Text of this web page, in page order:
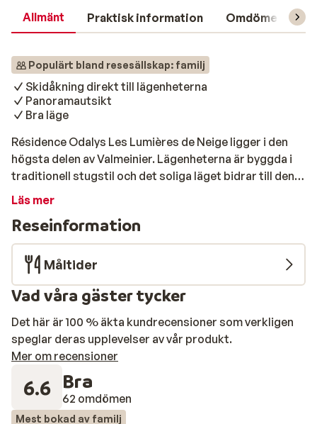
Allmänt Praktisk information Omdömen
Populärt bland resesällskap: familj
Skidåkning direkt till lägenheterna
Panoramautsikt
Bra läge
Résidence Odalys Les Lumières de Neige ligger i den
högsta delen av Valmeinier. Lägenheterna är byggda i
traditionell stugstil och det soliga läget bidrar till den
redan fantastiska panoramautsikten. Du kan se ut över
åka skidor ända fram till byggnaden, och Valmeinier
centrum är lätt att nå till fots. Det finns olika butiker,
restauranger och skidskolor i närheten. Résidence
Odalys Les Lumières de Neige består av två vackra
stugbyggnader med totalt 145 lägenheter.
Läs mer
Reseinformation
Måltider
Vad våra gäster tycker
Det här är 100 % äkta kundrecensioner som verkligen
speglar deras upplevelser av vår produkt.
Mer om recensioner
6.6 Bra
62 omdömen
Mest bokad av familj